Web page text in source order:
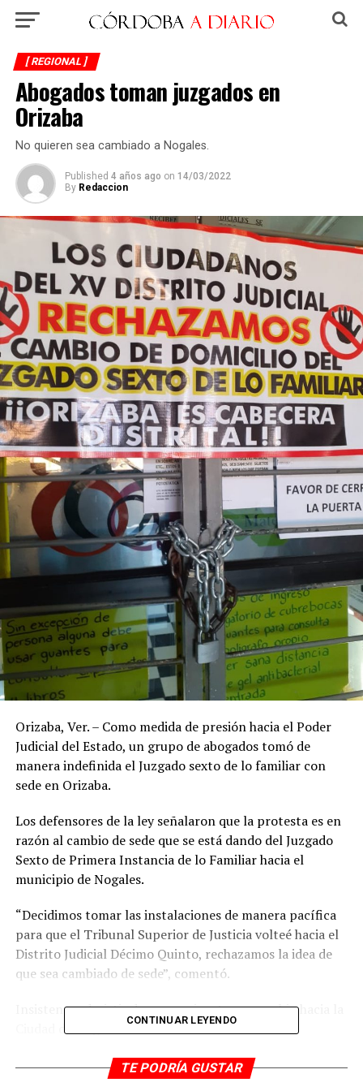
[ REGIONAL ]
Abogados toman juzgados en
Orizaba
No quieren sea cambiado a Nogales.
Published 4 años ago on 14/03/2022
By Redaccion
Orizaba, Ver. – Como medida de presión hacia el Poder
Judicial del Estado, un grupo de abogados tomó de
manera indefinida el Juzgado sexto de lo familiar con
sede en Orizaba.
Los defensores de la ley señalaron que la protesta es en
razón al cambio de sede que se está dando del Juzgado
Sexto de Primera Instancia de lo Familiar hacia el
municipio de Nogales.
“Decidimos tomar las instalaciones de manera pacífica
para que el Tribunal Superior de Justicia volteé hacia el
Distrito Judicial Décimo Quinto, rechazamos la idea de
que sea cambiado de sede”, comentó.
Insisten en desistir de que se ejecute ese cambio hacia la
Ciudad de Nogales en virtud de todas las
ellas es que no hay bancos en ese municipio.
CONTINUAR LEYENDO
TE PODRÍA GUSTAR